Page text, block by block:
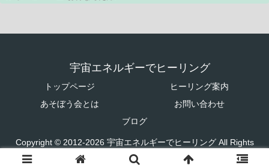
宇宙エネルギーでヒーリング
トップページ
ヒーリング案内
あそぼう会とは
お問い合わせ
ブログ
Copyright © 2012-2026 宇宙エネルギーでヒーリング All Rights
Reserved.